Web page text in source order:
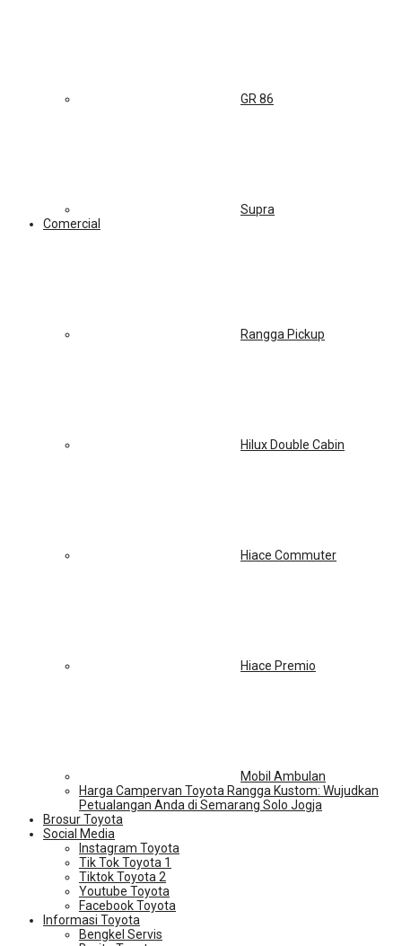
GR 86
Supra
Comercial
Rangga Pickup
Hilux Double Cabin
Hiace Commuter
Hiace Premio
Mobil Ambulan
Harga Campervan Toyota Rangga Kustom: Wujudkan
Petualangan Anda di Semarang Solo Jogja
Brosur Toyota
Social Media
Instagram Toyota
Tik Tok Toyota 1
Tiktok Toyota 2
Youtube Toyota
Facebook Toyota
Informasi Toyota
Bengkel Servis